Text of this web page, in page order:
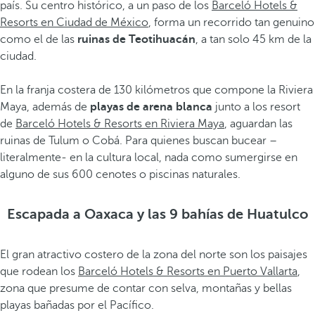
país. Su centro histórico, a un paso de los Barceló Hotels &
Resorts en Ciudad de México, forma un recorrido tan genuino
como el de las ruinas de Teotihuacán, a tan solo 45 km de la
ciudad.
En la franja costera de 130 kilómetros que compone la Riviera
Maya, además de playas de arena blanca junto a los resort
de Barceló Hotels & Resorts en Riviera Maya, aguardan las
ruinas de Tulum o Cobá. Para quienes buscan bucear –
literalmente- en la cultura local, nada como sumergirse en
alguno de sus 600 cenotes o piscinas naturales.
Escapada a Oaxaca y las 9 bahías de Huatulco
El gran atractivo costero de la zona del norte son los paisajes
que rodean los Barceló Hotels & Resorts en Puerto Vallarta,
zona que presume de contar con selva, montañas y bellas
playas bañadas por el Pacífico.